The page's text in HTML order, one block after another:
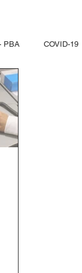
PBA COVID-19
Privada